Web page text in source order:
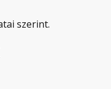
szerint.